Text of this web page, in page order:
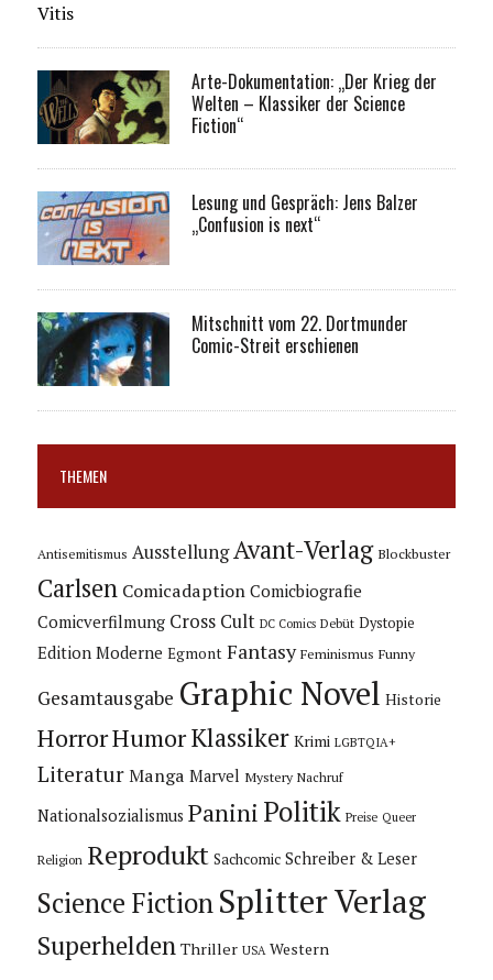
Vitis
Arte-Dokumentation: „Der Krieg der
Welten – Klassiker der Science
Fiction“
Lesung und Gespräch: Jens Balzer
„Confusion is next“
Mitschnitt vom 22. Dortmunder
Comic-Streit erschienen
THEMEN
Antisemitismus Ausstellung Avant-Verlag Blockbuster
Carlsen Comicadaption Comicbiografie
Comicverfilmung Cross Cult DC Comics Debüt Dystopie
Edition Moderne Egmont Fantasy Feminismus Funny
Gesamtausgabe Graphic Novel Historie
HorrorHumorKlassiker Krimi LGBTQIA+
Literatur Manga Marvel Mystery Nachruf
Nationalsozialismus Panini Politik Preise Queer
Religion Reprodukt Sachcomic Schreiber & Leser
Science Fiction Splitter Verlag
Superhelden Thriller USA Western